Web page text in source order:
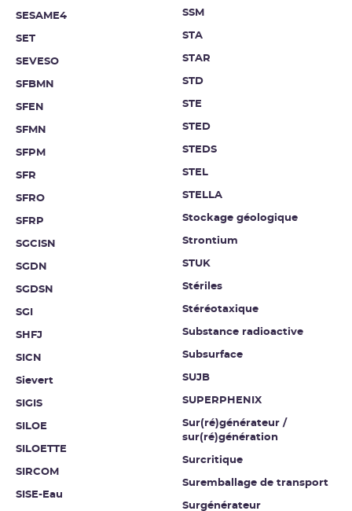
SESAME4
SET
SEVESO
SFBMN
SFEN
SFMN
SFPM
SFR
SFRO
SFRP
SGCISN
SGDN
SGDSN
SGI
SHFJ
SICN
Sievert
SIGIS
SILOE
SILOETTE
SIRCOM
SISE-Eau
SSM
STA
STAR
STD
STE
STED
STEDS
STEL
STELLA
Stockage géologique
Strontium
STUK
Stériles
Stéréotaxique
Substance radioactive
Subsurface
SUJB
SUPERPHENIX
Sur(ré)générateur /
sur(ré)génération
Surcritique
Suremballage de transport
Surgénérateur